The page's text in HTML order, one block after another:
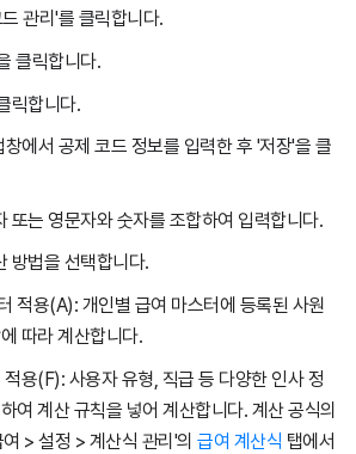
관리'를 클릭합니다.
클릭합니다.
릭합니다.
에서 공제 코드 정보를 입력한 후 '저장'을 클
또는 영문자와 숫자를 조합하여 입력합니다.
방법을 선택합니다.
적용(A): 개인별 급여 마스터에 등록된 사원
따라 계산합니다.
적용(F): 사용자 유형, 직급 등 다양한 인사 정
여 계산 규칙을 넣어 계산합니다. 계산 공식의
여 > 설정 > 계산식 관리'의급여 계산식 탭에서